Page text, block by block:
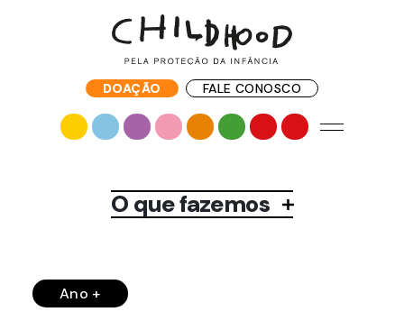
DOAÇÃO FALE CONOSCO
O que fazemos
Ano +